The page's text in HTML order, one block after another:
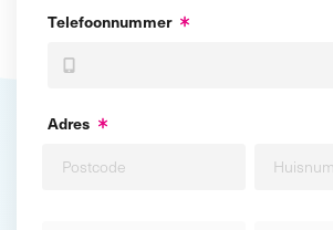
Telefoonnummer
Adres